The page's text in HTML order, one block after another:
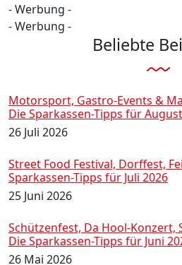
- Werbung -
- Werbung -
Beliebte
Motorsport, Gastro-Events &
Die Sparkassen-Tipps für
26 Juli 2026
Street Food Festival, Dorffest,
Sparkassen-Tipps für Juli 2026
25 Juni 2026
Schützenfest, Da Hool-Konzert,
Die Sparkassen-Tipps für Juni
26 Mai 2026